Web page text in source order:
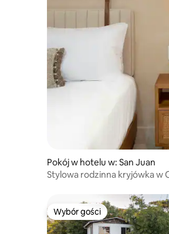
Pokój w hotelu w: San Juan
Stylowa rodzinna kryjówka w
Wybór gości
Wybór gości